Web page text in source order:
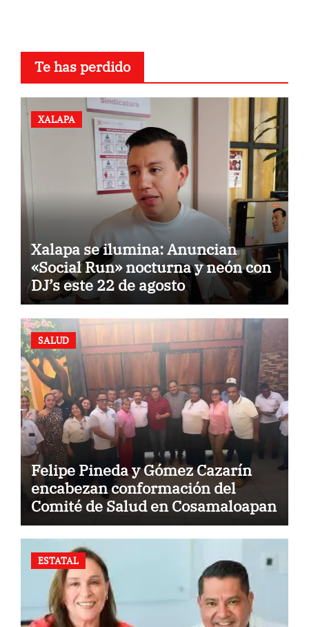
Te has perdido
XALAPA
Xalapa se ilumina: Anuncian
«Social Run» nocturna y neón con
DJ’s este 22 de agosto
SALUD
Felipe Pineda y Gómez Cazarín
encabezan conformación del
Comité de Salud en Cosamaloapan
ESTATAL